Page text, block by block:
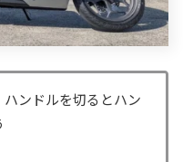
ンドルを切るとハン